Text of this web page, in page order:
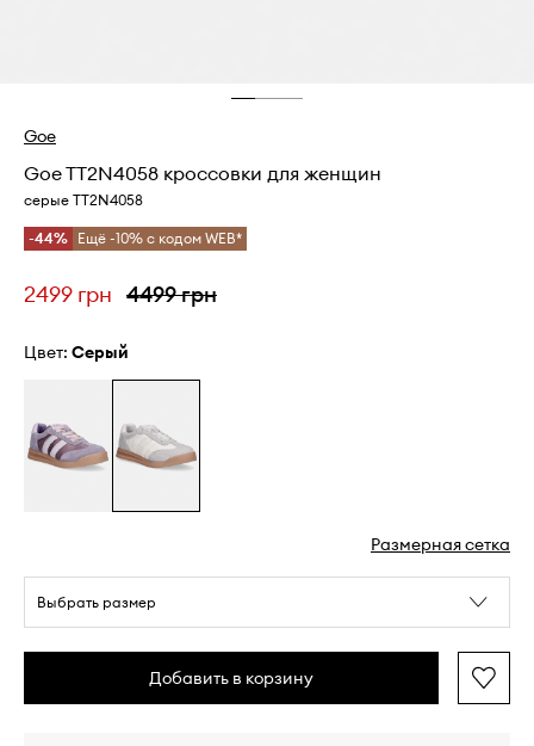
Goe
Goe TT2N4058 кроссовки для женщин
серые TT2N4058
-44% Ещё -10% с кодом WEB*
2499 грн 4499 грн
Цвет: серый
Размерная сетка
Выбрать размер
Добавить в корзину